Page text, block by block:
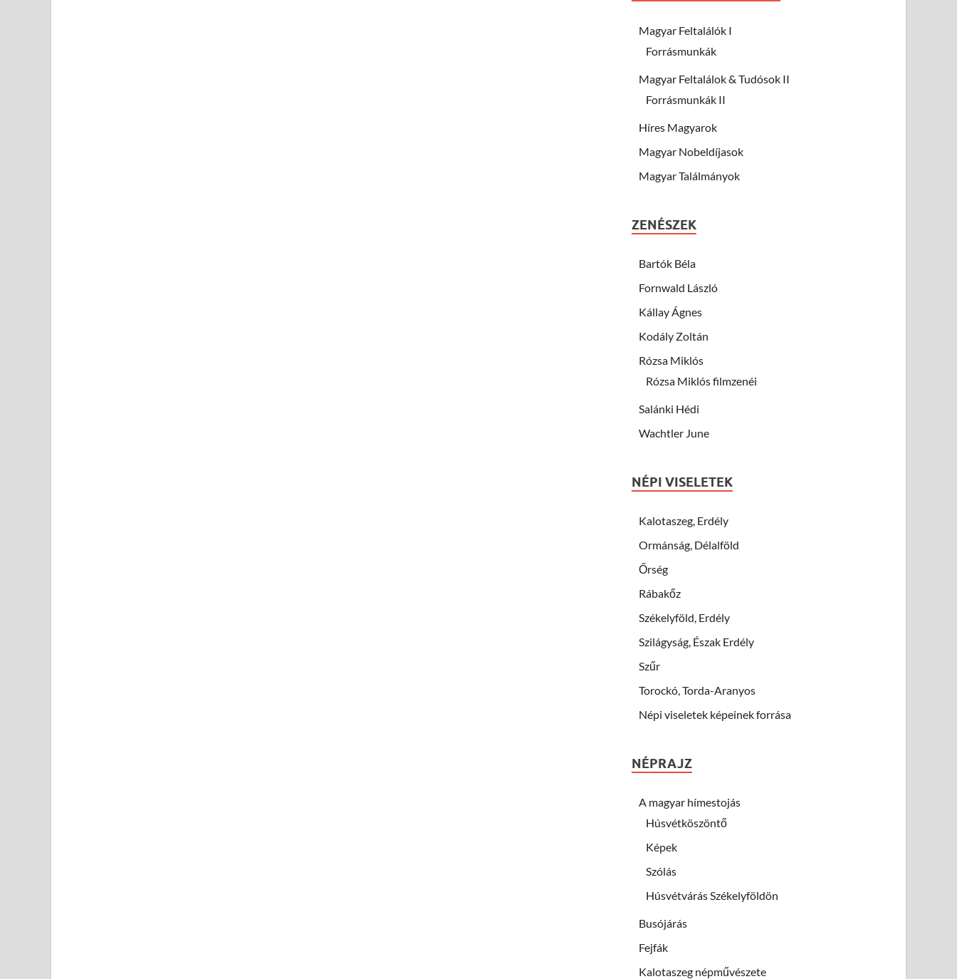
Magyar Feltalálók I
Forrásmunkák
Magyar Feltalálok & Tudósok II
Forrásmunkák II
Híres Magyarok
Magyar Nobeldíjasok
Magyar Találmányok
ZENÉSZEK
Bartók Béla
Fornwald László
Kállay Ágnes
Kodály Zoltán
Rózsa Miklós
Rózsa Miklós filmzenéi
Salánki Hédi
Wachtler June
NÉPI VISELETEK
Kalotaszeg, Erdély
Ormánság, Délalföld
Őrség
Rábakőz
Székelyföld, Erdély
Szilágyság, Észak Erdély
Szűr
Torockó, Torda-Aranyos
Népi viseletek képeinek forrása
NÉPRAJZ
A magyar hímestojás
Húsvétköszöntő
Képek
Szólás
Húsvétvárás Székelyföldön
Busójárás
Fejfák
Kalotaszeg népművészete